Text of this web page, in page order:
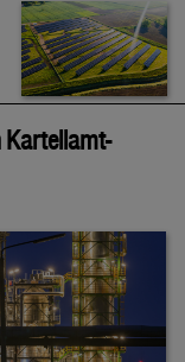
Kartellamt-